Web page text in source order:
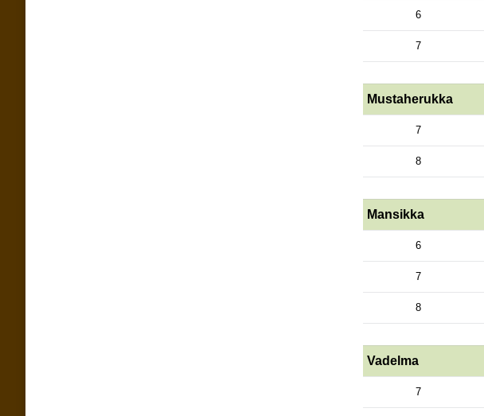
6
7
Mustaherukka
7
8
Mansikka
6
7
8
Vadelma
7